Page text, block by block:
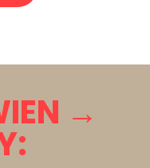
→